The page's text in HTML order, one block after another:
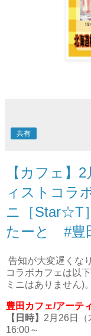
共有
【カフェ】
ィストコラ
ニ［Star☆T
たーと #豊
告知が大変遅くな
コラボカフェは以
ミニはありません)
豊田カフェ/アーテ
【日時】 2月26日
16:00～